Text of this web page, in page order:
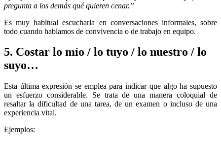
pregunta a los demás qué quieren cenar.”
Es muy habitual escucharla en conversaciones informales, sobre
todo cuando hablamos de convivencia o de trabajo en equipo.
5. Costar lo mío / lo tuyo / lo nuestro / lo
suyo…
Esta última expresión se emplea para indicar que algo ha supuesto
un esfuerzo considerable. Se trata de una manera coloquial de
resaltar la dificultad de una tarea, de un examen o incluso de una
experiencia vital.
Ejemplos: